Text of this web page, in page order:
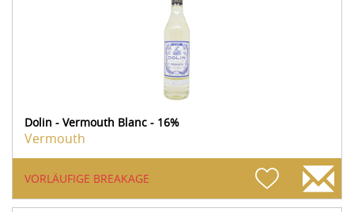
Dolin - Vermouth Blanc - 16%
Vermouth
VORLÄUFIGE BREAKAGE